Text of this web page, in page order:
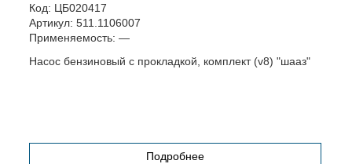
Код: ЦБ020417
Артикул: 511.1106007
Применяемость: —
Насос бензиновый с прокладкой, комплект (v8) "шааз"
Подробнее